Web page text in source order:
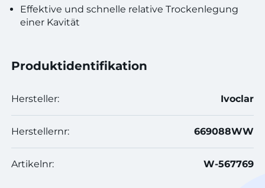
Effektive und schnelle relative Trockenlegung
einer Kavität
Produktidentifikation
Hersteller: Ivoclar
Herstellernr: 669088WW
Artikelnr: W-567769